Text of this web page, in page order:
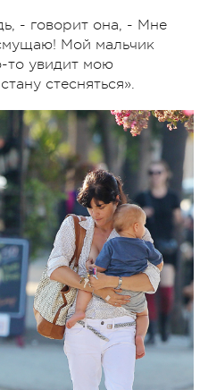
- говорит она, - Мне
Мой мальчик
то увидит мою
стесняться».